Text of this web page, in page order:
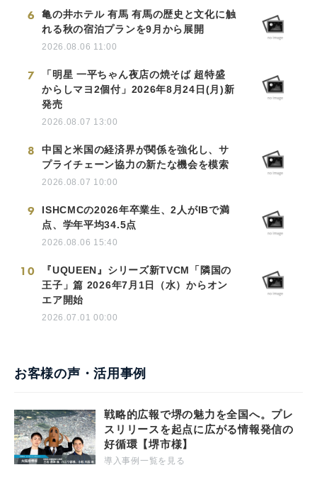
6
亀の井ホテル 有馬 有馬の歴史と文化に触
れる秋の宿泊プランを9月から展開
2026.08.06 11:00
7
「明星 一平ちゃん夜店の焼そば 超特盛
からしマヨ2個付」2026年8月24日(月)新
発売
2026.08.07 13:00
8
中国と米国の経済界が関係を強化し、サ
プライチェーン協力の新たな機会を模索
2026.08.07 10:00
9
ISHCMCの2026年卒業生、2人がIBで満
点、学年平均34.5点
2026.08.06 15:40
10
『UQUEEN』シリーズ新TVCM「隣国の
王子」篇 2026年7月1日（水）からオン
エア開始
2026.07.01 00:00
お客様の声・活用事例
戦略的広報で堺の魅力を全国へ。プレ
スリリースを起点に広がる情報発信の
好循環【堺市様】
導入事例一覧を見る